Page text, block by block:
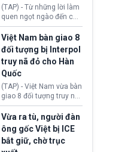
(TAP) - Từ những lời làm
quen ngọt ngào đến các
“sàn vàng ảo”, bất động
sản trực tuyến cùng
đường dây đánh bạc quy
mô lớn, hai tổ chức tội
phạm xuyên quốc gia đã
dựng lên mạng lưới hoạt
động tại Việt Nam và
Lào, lôi kéo hàng nghìn
người tham gia, luân
chuyển dòng tiền qua
nhiều lớp tài khoản. Sau
hơn 2 tuần phối hợp truy
xét, lực lượng chức năng
hai nước đã bắt giữ 171
Việt Nam bàn giao 8
đối tượng bị Interpol
truy nã đỏ cho Hàn
Quốc
(TAP) - Việt Nam vừa bàn
giao 8 đối tượng truy nã
đỏ Interpol cho lực lượng
chức năng Hàn Quốc.
Nhóm này bị xác định
lừa đảo 619 nạn nhân,
chiếm đoạt hơn 17,7 tỷ
Vừa ra tù, người đàn
ông gốc Việt bị ICE
bắt giữ, chờ trục